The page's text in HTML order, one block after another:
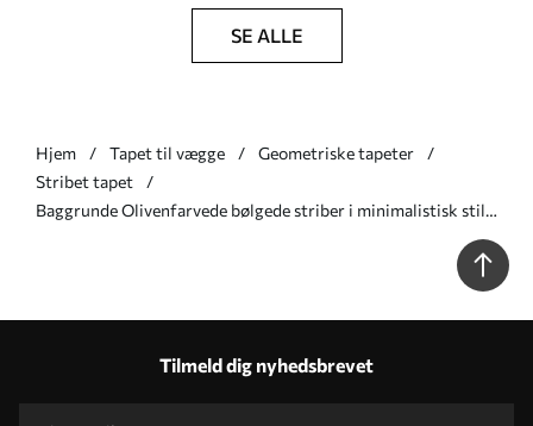
SE ALLE
Hjem Tapet til vægge
Geometriske tapeter
Stribet tapet
Baggrunde Olivenfarvede bølgede striber i minimalistisk stil
Tilmeld dig nyhedsbrevet